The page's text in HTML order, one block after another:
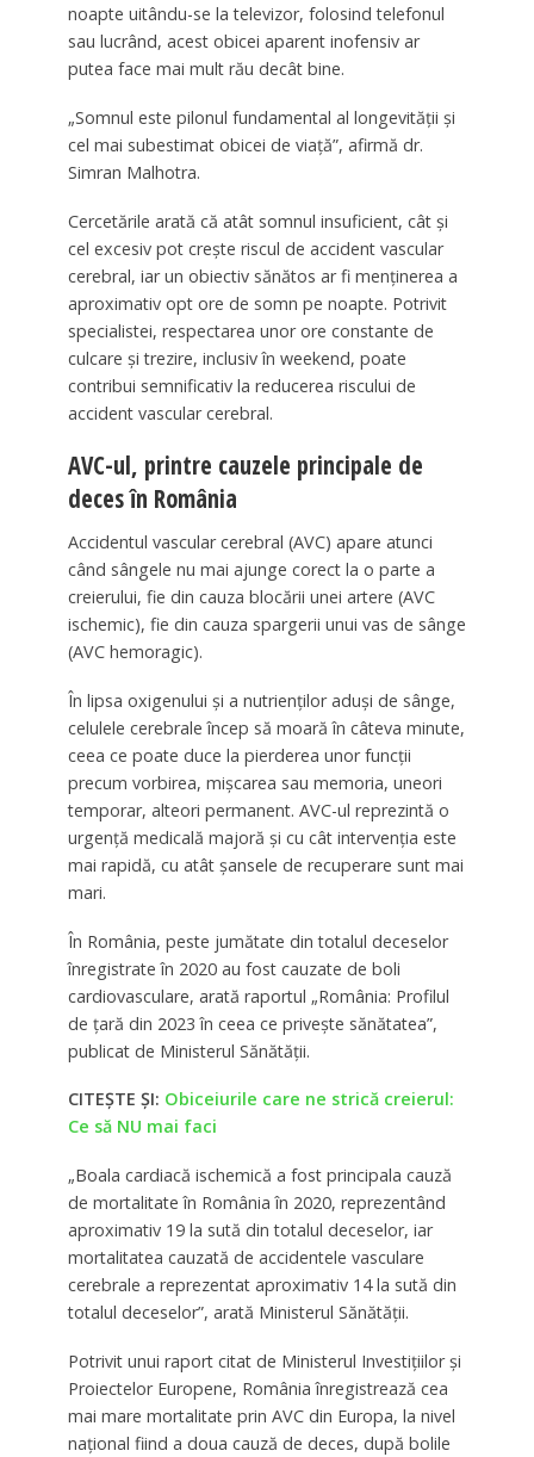
noapte uitându-se la televizor, folosind telefonul
sau lucrând, acest obicei aparent inofensiv ar
putea face mai mult rău decât bine.
„Somnul este pilonul fundamental al longevității și
cel mai subestimat obicei de viață”, afirmă dr.
Simran Malhotra.
Cercetările arată că atât somnul insuficient, cât și
cel excesiv pot crește riscul de accident vascular
cerebral, iar un obiectiv sănătos ar fi menținerea a
aproximativ opt ore de somn pe noapte. Potrivit
specialistei, respectarea unor ore constante de
culcare și trezire, inclusiv în weekend, poate
contribui semnificativ la reducerea riscului de
accident vascular cerebral.
AVC-ul, printre cauzele principale de
deces în România
Accidentul vascular cerebral (AVC) apare atunci
când sângele nu mai ajunge corect la o parte a
creierului, fie din cauza blocării unei artere (AVC
ischemic), fie din cauza spargerii unui vas de sânge
(AVC hemoragic).
În lipsa oxigenului și a nutrienților aduși de sânge,
celulele cerebrale încep să moară în câteva minute,
ceea ce poate duce la pierderea unor funcții
precum vorbirea, mișcarea sau memoria, uneori
temporar, alteori permanent. AVC-ul reprezintă o
urgență medicală majoră și cu cât intervenția este
mai rapidă, cu atât șansele de recuperare sunt mai
mari.
În România, peste jumătate din totalul deceselor
înregistrate în 2020 au fost cauzate de boli
cardiovasculare, arată raportul „România: Profilul
de țară din 2023 în ceea ce privește sănătatea”,
publicat de Ministerul Sănătății.
CITEȘTE ȘI: Obiceiurile care ne strică creierul:
Ce să NU mai faci
„Boala cardiacă ischemică a fost principala cauză
de mortalitate în România în 2020, reprezentând
aproximativ 19 la sută din totalul deceselor, iar
mortalitatea cauzată de accidentele vasculare
cerebrale a reprezentat aproximativ 14 la sută din
totalul deceselor”, arată Ministerul Sănătății.
Potrivit unui raport citat de Ministerul Investițiilor și
Proiectelor Europene, România înregistrează cea
mai mare mortalitate prin AVC din Europa, la nivel
național fiind a doua cauză de deces, după bolile